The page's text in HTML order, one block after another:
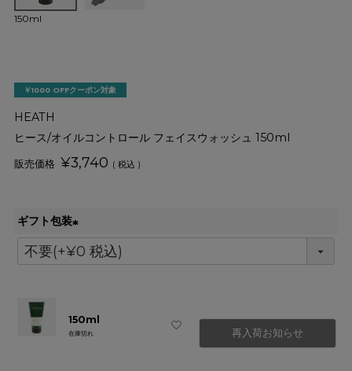
150ml
￥1000 OFFクーポン対象
HEATH
ヒース/オイルコントロール フェイスウォッシュ 150ml
¥3,740 税込
ギフト包装
(
必
150ml
在庫切れ 再入荷お知らせ